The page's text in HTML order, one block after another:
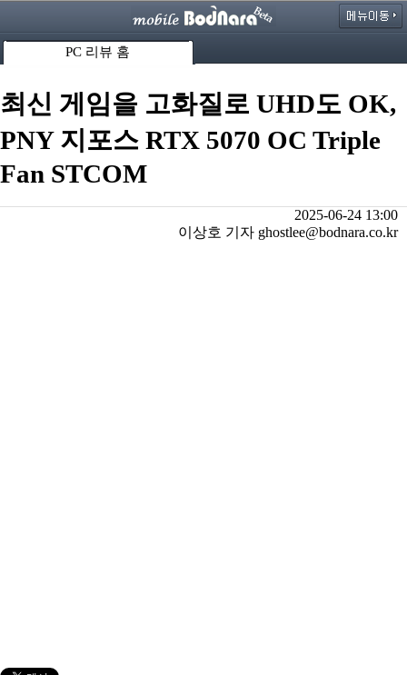
PC 리뷰 홈
최신 게임을 고화질로 UHD도 OK,
PNY 지포스 RTX 5070 OC Triple
Fan STCOM
2025-06-24 13:00
이상호 기자 ghostlee@bodnara.co.kr